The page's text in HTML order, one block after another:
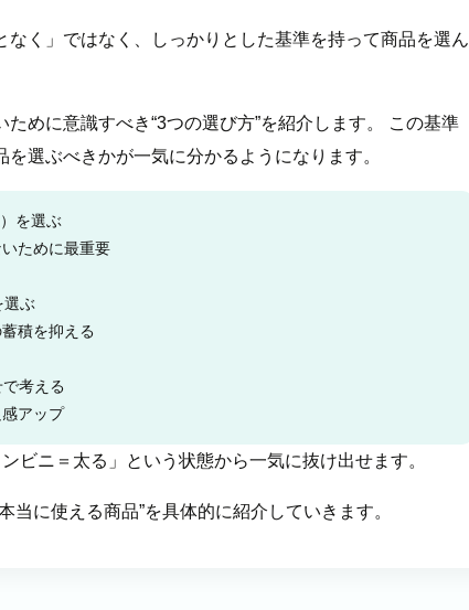
なく」ではなく、しっかりとした基準を持って商品を選ん
めに意識すべき“3つの選び方”を紹介します。 この基準
選ぶべきかが一気に分かるようになります。
を選ぶ
ために最重要
ぶ
積を抑える
考える
アップ
ビニ＝太る」という状態から一気に抜け出せます。
当に使える商品”を具体的に紹介していきます。